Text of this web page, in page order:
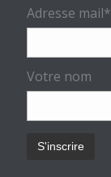
Adresse mail*
Votre nom